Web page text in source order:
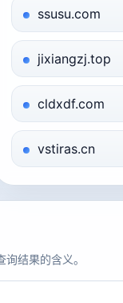
ssusu.com
jixiangzj.top
cldxdf.com
vstiras.cn
结果的含义。